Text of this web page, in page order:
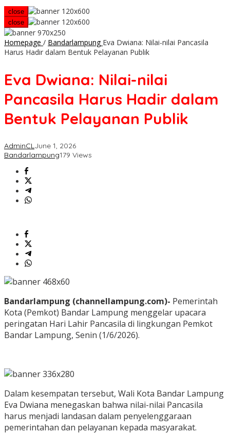
close
close
Homepage / Bandarlampung Eva Dwiana: Nilai-nilai Pancasila
Harus Hadir dalam Bentuk Pelayanan Publik
Eva Dwiana: Nilai-nilai
Pancasila Harus Hadir dalam
Bentuk Pelayanan Publik
AdminCLJune 1, 2026
Bandarlampung179 Views
Bandarlampung (channellampung.com)- Pemerintah
Kota (Pemkot) Bandar Lampung menggelar upacara
peringatan Hari Lahir Pancasila di lingkungan Pemkot
Bandar Lampung, Senin (1/6/2026).
Dalam kesempatan tersebut, Wali Kota Bandar Lampung
Eva Dwiana menegaskan bahwa nilai-nilai Pancasila
harus menjadi landasan dalam penyelenggaraan
pemerintahan dan pelayanan kepada masyarakat.